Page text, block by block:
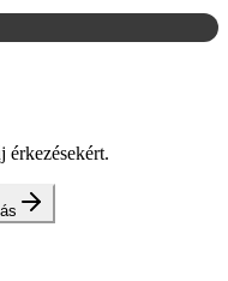
érkezésekért.